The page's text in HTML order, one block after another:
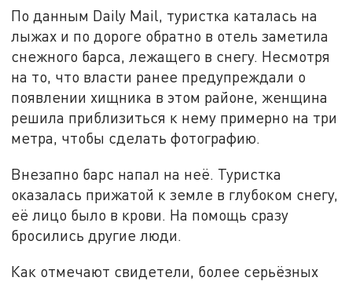
По данным Daily Mail, туристка каталась на
лыжах и по дороге обратно в отель заметила
снежного барса, лежащего в снегу. Несмотря
на то, что власти ранее предупреждали о
появлении хищника в этом районе, женщина
решила приблизиться к нему примерно на три
метра, чтобы сделать фотографию.
Внезапно барс напал на неё. Туристка
оказалась прижатой к земле в глубоком снегу,
её лицо было в крови. На помощь сразу
бросились другие люди.
Как отмечают свидетели, более серьёзных